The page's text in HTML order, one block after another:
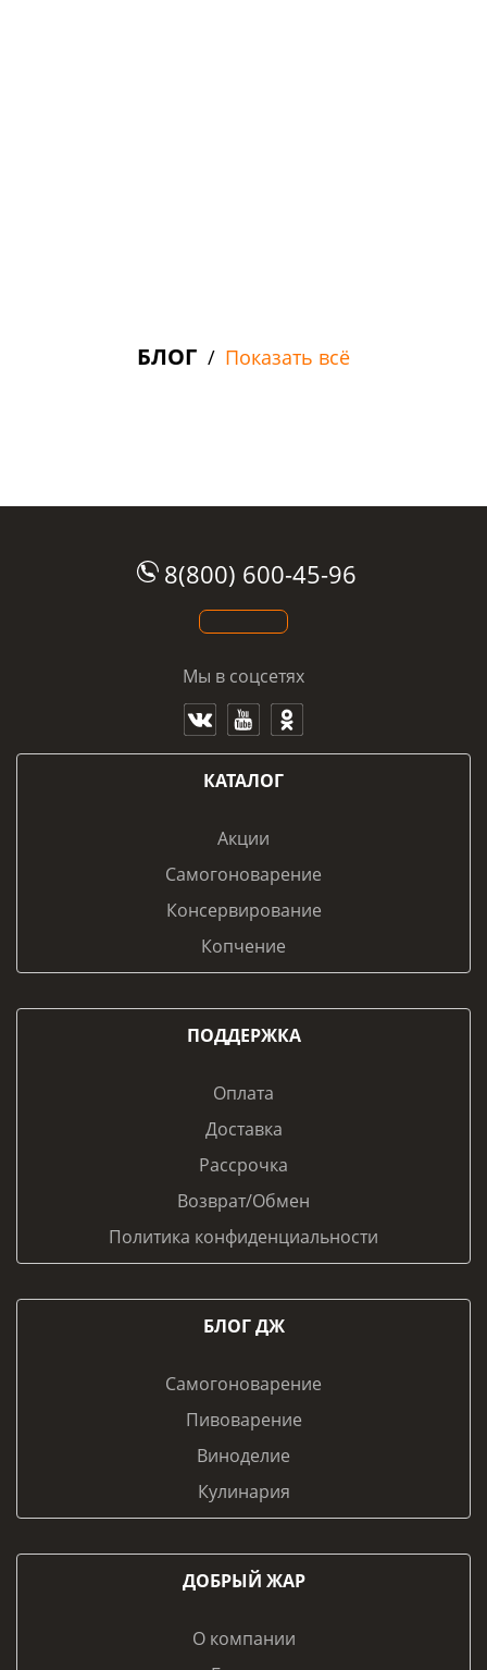
БЛОГ / Показать всё
8(800) 600-45-96
Мы в соцсетях
КАТАЛОГ
Акции
Самогоноварение
Консервирование
Копчение
ПОДДЕРЖКА
Оплата
Доставка
Рассрочка
Возврат/Обмен
Политика конфиденциальности
БЛОГ ДЖ
Самогоноварение
Пивоварение
Виноделие
Кулинария
ДОБРЫЙ ЖАР
О компании